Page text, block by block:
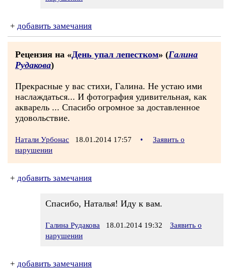
+ добавить замечания
Рецензия на «День упал лепестком» (Галина
Рудакова)
Прекрасные у вас стихи, Галина. Не устаю ими
наслаждаться... И фотография удивительная, как
акварель ... Спасибо огромное за доставленное
удовольствие.
Натали Урбонас 18.01.2014 17:57 •
Заявить о
нарушении
+ добавить замечания
Спасибо, Наталья! Иду к вам.
Галина Рудакова 18.01.2014 19:32
Заявить о
нарушении
+ добавить замечания